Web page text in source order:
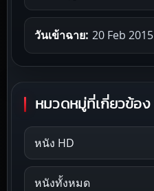
วันเข้าฉาย: 20 Feb 2015
หมวดหมู่ที่เกี่ยวข้อง
หนัง HD
หนังทั้งหมด